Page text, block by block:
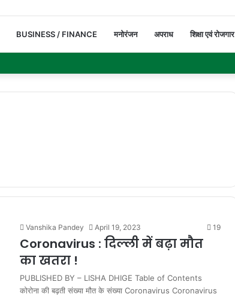
BUSINESS / FINANCE मनोरंजन अपराध शिक्षा एवं रोजगार
Vanshika Pandey April 19, 2023 19
Coronavirus : दिल्ली में बढ़ा मौत
का खतरा !
PUBLISHED BY – LISHA DHIGE Table of Contents
कोरोना की बढ़ती संख्या मौत के संख्या Coronavirus Coronavirus